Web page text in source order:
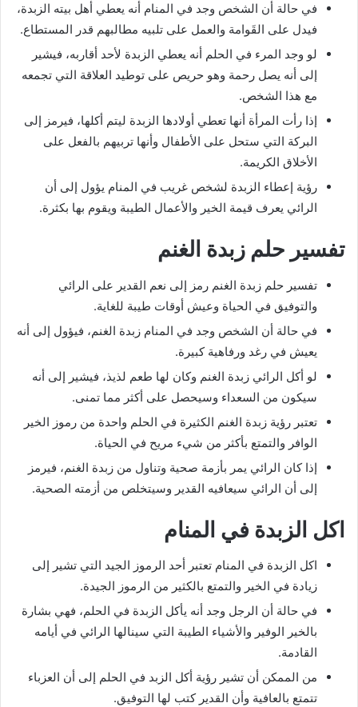
في حالة أن الشخص وجد في المنام أنه يعطي أهل بيته الزبدة،
فيدل على القَوامة والعمل على تلبيه مطالبهم قدر المستطاع.
لو وجد المرء في الحلم أنه يعطي الزبدة لأحد أقاربه، فيشير
إلى أنه يصل رحمة وهو حريص على توطيد العلاقة التي تجمعه
مع هذا الشخص.
إذا رأت المرأة أنها تعطي أولادها الزبدة ليتم أكلها، فيرمز إلى
البركة التي ستحل على الأطفال وأنها تربيهم بالفعل على
الأخلاق الكريمة.
رؤية إعطاء الزبدة لشخص غريب في المنام يؤول إلى أن
الرائي يعرف قيمة الخير والأعمال الطيبة ويقوم بها بكثرة.
تفسير حلم زبدة الغنم
تفسير حلم زبدة الغنم رمز إلى نعم القدير على الرائي
والتوفيق في الحياة وعيش أوقات طيبة للغاية.
في حالة أن الشخص وجد في المنام زبدة الغنم، فيؤول إلى أنه
يعيش في رغد ورفاهية كبيرة.
لو أكل الرائي زبدة الغنم وكان لها طعم لذيذ، فيشير إلى أنه
سيكون من السعداء وسيحصل على أكثر مما تمنى.
تعتبر رؤية زبدة الغنم الكثيرة في الحلم واحدة من رموز الخير
الوافر والتمتع بأكثر من شيء مريح في الحياة.
إذا كان الرائي يمر بأزمة صحية وتناول من زبدة الغنم، فيرمز
إلى أن الرائي سيعافيه القدير وسيتخلص من أزمته الصحية.
اكل الزبدة في المنام
اكل الزبدة في المنام تعتبر أحد الرموز الجيد التي تشير إلى
زيادة في الخير والتمتع بالكثير من الرموز الجيدة.
في حالة أن الرجل وجد أنه يأكل الزبدة في الحلم، فهي بشارة
بالخير الوفير والأشياء الطيبة التي سينالها الرائي في أيامه
القادمة.
من الممكن أن تشير رؤية أكل الزبد في الحلم إلى أن العزباء
تتمتع بالعافية وأن القدير كتب لها التوفيق.